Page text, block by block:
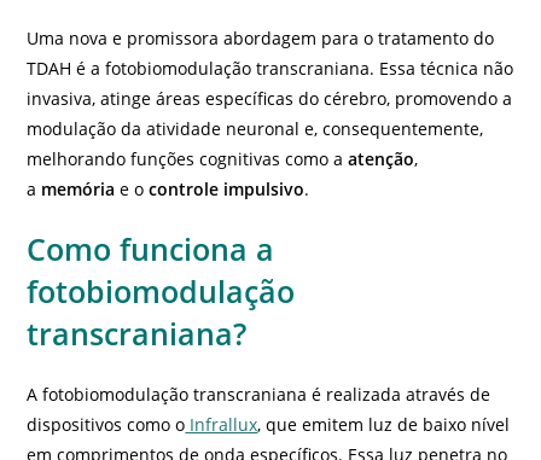
Uma nova e promissora abordagem para o tratamento do
TDAH é a fotobiomodulação transcraniana. Essa técnica não
invasiva, atinge áreas específicas do cérebro, promovendo a
modulação da atividade neuronal e, consequentemente,
melhorando funções cognitivas como aatenção,
a memória e ocontrole impulsivo.
Como funciona a
fotobiomodulação
transcraniana?
A fotobiomodulação transcraniana é realizada através de
dispositivos como o Infrallux, que emitem luz de baixo nível
em comprimentos de onda específicos. Essa luz penetra no